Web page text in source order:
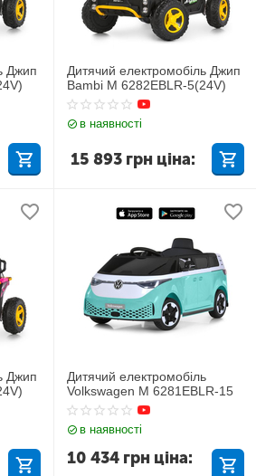
Джип
Дитячий електромобіль Джип
Bambi M 6282EBLR-5(24V)
в наявності
15 893 грн ціна:
Джип
Дитячий електромобіль
Volkswagen M 6281EBLR-15
в наявності
10 434 грн ціна: